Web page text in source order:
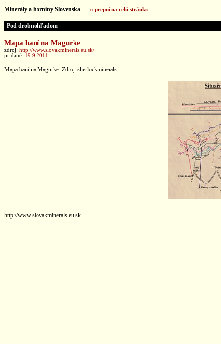
Minerály a horniny Slovenska :: prepni na celú stránku
Pod drobnohľadom
Mapa baní na Magurke
zdroj: http://www.slovakminerals.eu.sk/
pridané: 19.9.2011
Mapa baní na Magurke. Zdroj: sherlockminerals
http://www.slovakminerals.eu.sk